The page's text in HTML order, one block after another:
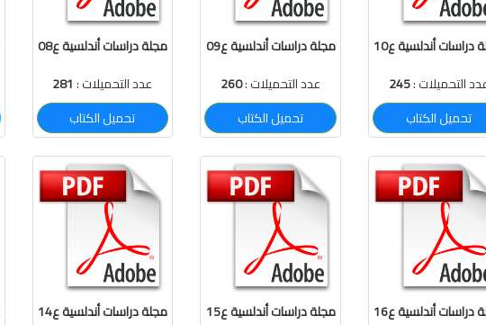
مجلة دراسات أندلسية ع08
عدد التحميلات :281
تحميل الكتاب
مجلة دراسات أندلسية ع09
عدد التحميلات :260
تحميل الكتاب
دراسات أندلسية ع10
التحميلات :245
تحميل الكتاب
مجلة دراسات أندلسية ع14
مجلة دراسات أندلسية ع15
دراسات أندلسية ع16